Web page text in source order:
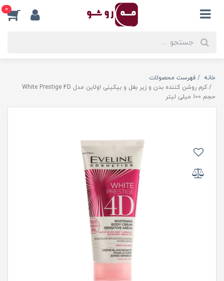
0
خانه
فهرست محصولات
کرم روشن کننده بدن و زیر بغل و بیکینی اولاین مدل White Prestige 4D
حجم 100 میلی لیتر